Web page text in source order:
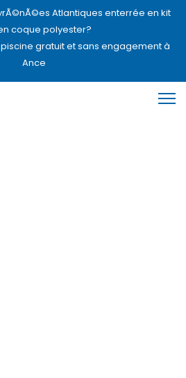
Atlantiques enterrée en kit
coque polyester?
gratuit et sans engagement à
Ance